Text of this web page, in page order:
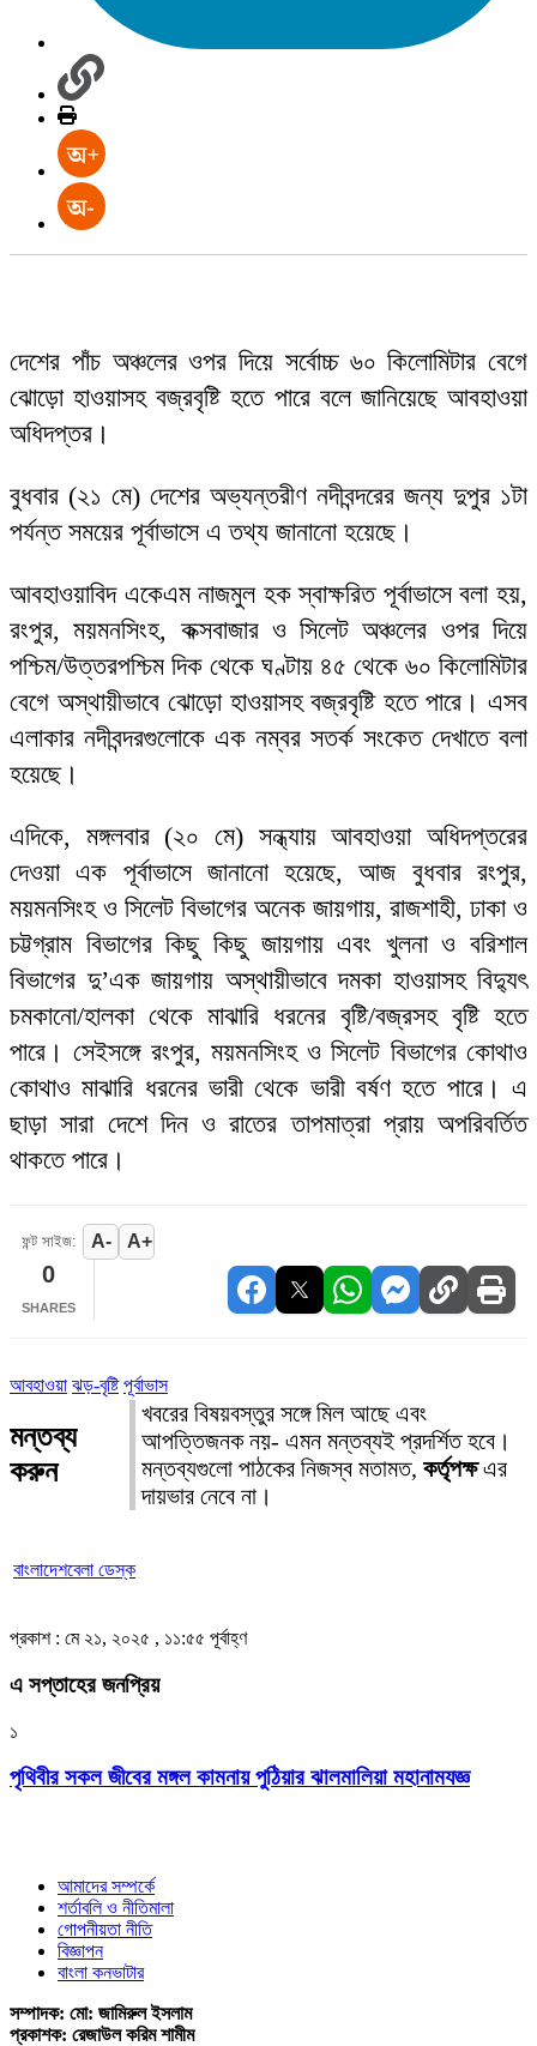
দেশের পাঁচ অঞ্চলের ওপর দিয়ে সর্বোচ্চ ৬০ কিলোমিটার বেগে
ঝোড়ো হাওয়াসহ বজ্রবৃষ্টি হতে পারে বলে জানিয়েছে আবহাওয়া
অধিদপ্তর।
বুধবার (২১ মে) দেশের অভ্যন্তরীণ নদীবন্দরের জন্য দুপুর ১টা
পর্যন্ত সময়ের পূর্বাভাসে এ তথ্য জানানো হয়েছে।
আবহাওয়াবিদ একেএম নাজমুল হক স্বাক্ষরিত পূর্বাভাসে বলা হয়,
রংপুর, ময়মনসিংহ, কক্সবাজার ও সিলেট অঞ্চলের ওপর দিয়ে
পশ্চিম/উত্তরপশ্চিম দিক থেকে ঘণ্টায় ৪৫ থেকে ৬০ কিলোমিটার
বেগে অস্থায়ীভাবে ঝোড়ো হাওয়াসহ বজ্রবৃষ্টি হতে পারে। এসব
এলাকার নদীবন্দরগুলোকে এক নম্বর সতর্ক সংকেত দেখাতে বলা
হয়েছে।
এদিকে, মঙ্গলবার (২০ মে) সন্ধ্যায় আবহাওয়া অধিদপ্তরের
দেওয়া এক পূর্বাভাসে জানানো হয়েছে, আজ বুধবার রংপুর,
ময়মনসিংহ ও সিলেট বিভাগের অনেক জায়গায়, রাজশাহী, ঢাকা ও
চট্টগ্রাম বিভাগের কিছু কিছু জায়গায় এবং খুলনা ও বরিশাল
বিভাগের দু’এক জায়গায় অস্থায়ীভাবে দমকা হাওয়াসহ বিদ্যুৎ
চমকানো/হালকা থেকে মাঝারি ধরনের বৃষ্টি/বজ্রসহ বৃষ্টি হতে
পারে। সেইসঙ্গে রংপুর, ময়মনসিংহ ও সিলেট বিভাগের কোথাও
কোথাও মাঝারি ধরনের ভারী থেকে ভারী বর্ষণ হতে পারে। এ
ছাড়া সারা দেশে দিন ও রাতের তাপমাত্রা প্রায় অপরিবর্তিত
থাকতে পারে।
ফন্ট সাইজ: A- A+
0
SHARES
আবহাওয়া ঝড়-বৃষ্টি পূর্বাভাস
মন্তব্য
করুন
খবরের বিষয়বস্তুর সঙ্গে মিল আছে এবং
আপত্তিজনক নয়- এমন মন্তব্যই প্রদর্শিত হবে।
মন্তব্যগুলো পাঠকের নিজস্ব মতামত, কর্তৃপক্ষএর
দায়ভার নেবে না।
বাংলাদেশবেলা ডেস্ক
প্রকাশ : মে ২১, ২০২৫ , ১১:৫৫ পূর্বাহ্ণ
এ সপ্তাহের জনপ্রিয়
১
পৃথিবীর সকল জীবের মঙ্গল কামনায় পুঠিয়ার ঝালমালিয়া মহানামযজ্ঞ
আমাদের সম্পর্কে
শর্তাবলি ও নীতিমালা
গোপনীয়তা নীতি
বিজ্ঞাপন
বাংলা কনভাটার
সম্পাদক: মো: জামিরুল ইসলাম
প্রকাশক: রেজাউল করিম শামীম